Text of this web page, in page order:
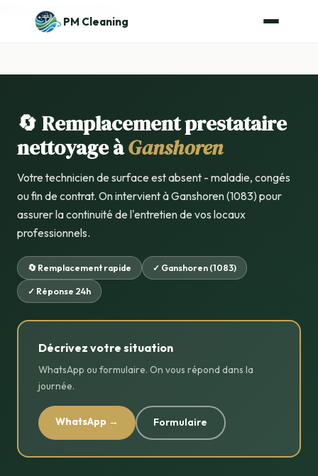
Aller au contenu principal
PM Cleaning
🔄 Remplacement prestataire
nettoyage àGanshoren
Votre technicien de surface est absent - maladie, congés
ou fin de contrat. On intervient à Ganshoren (1083) pour
assurer la continuité de l'entretien de vos locaux
professionnels.
🔄 Remplacement rapide ✓ Ganshoren (1083)
✓ Réponse 24h
Décrivez votre situation
WhatsApp ou formulaire. On vous répond dans la
journée.
WhatsApp → Formulaire